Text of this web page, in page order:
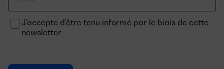
J'accepte d'être tenu informé par le biais de cette
newsletter